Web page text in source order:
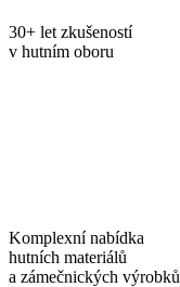
30+ let zkušeností
v hutním oboru
Komplexní nabídka
hutních materiálů
a zámečnických výrobků